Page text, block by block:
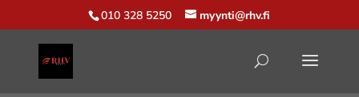
010 328 5250 myynti@rhv.fi